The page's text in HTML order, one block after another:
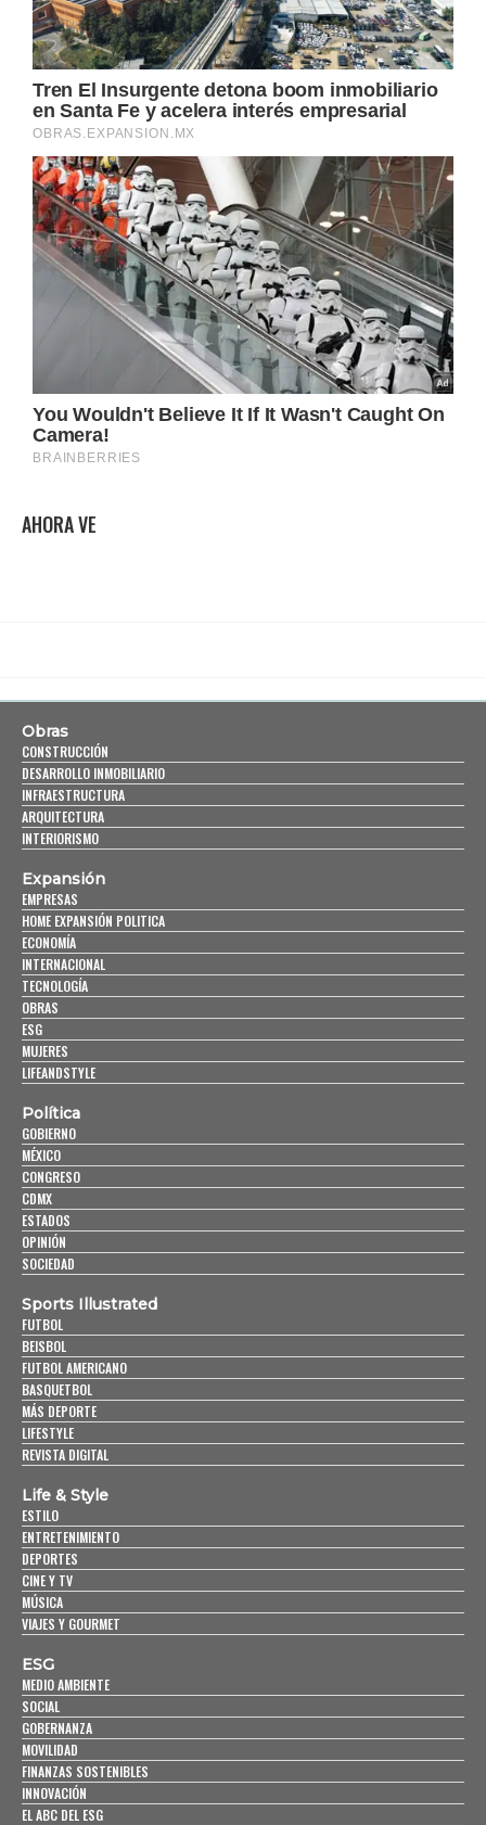
AHORA VE
Obras
CONSTRUCCIÓN
DESARROLLO INMOBILIARIO
INFRAESTRUCTURA
ARQUITECTURA
INTERIORISMO
Expansión
EMPRESAS
HOME EXPANSIÓN POLITICA
ECONOMÍA
INTERNACIONAL
TECNOLOGÍA
OBRAS
ESG
MUJERES
LIFEANDSTYLE
Política
GOBIERNO
MÉXICO
CONGRESO
CDMX
ESTADOS
OPINIÓN
SOCIEDAD
Sports Illustrated
FUTBOL
BEISBOL
FUTBOL AMERICANO
BASQUETBOL
MÁS DEPORTE
LIFESTYLE
REVISTA DIGITAL
Life & Style
ESTILO
ENTRETENIMIENTO
DEPORTES
CINE Y TV
MÚSICA
VIAJES Y GOURMET
ESG
MEDIO AMBIENTE
SOCIAL
GOBERNANZA
MOVILIDAD
FINANZAS SOSTENIBLES
INNOVACIÓN
EL ABC DEL ESG